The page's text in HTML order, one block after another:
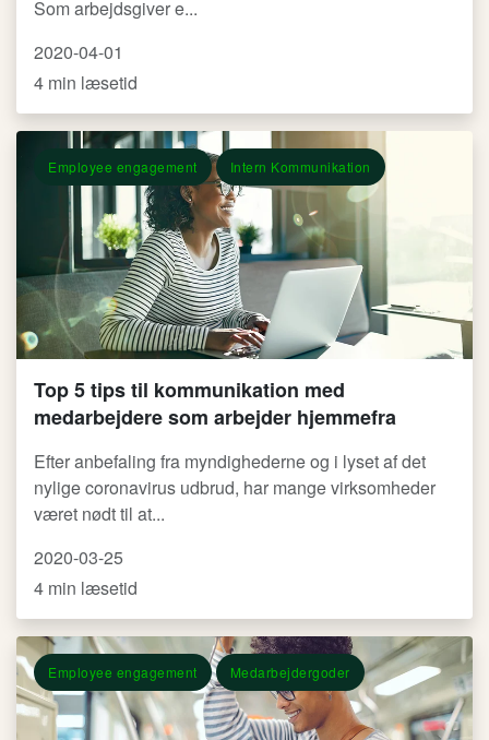
Som arbejdsgiver e...
2020-04-01
4 min læsetid
Employee engagement Intern Kommunikation
Top 5 tips til kommunikation med
medarbejdere som arbejder hjemmefra
Efter anbefaling fra myndighederne og i lyset af det
nylige coronavirus udbrud, har mange virksomheder
været nødt til at...
2020-03-25
4 min læsetid
Employee engagement Medarbejdergoder